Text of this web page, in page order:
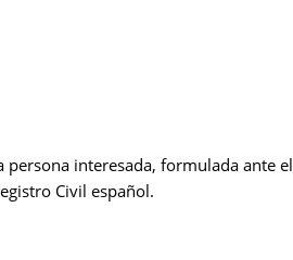
interesada, formulada ante el
Civil español.